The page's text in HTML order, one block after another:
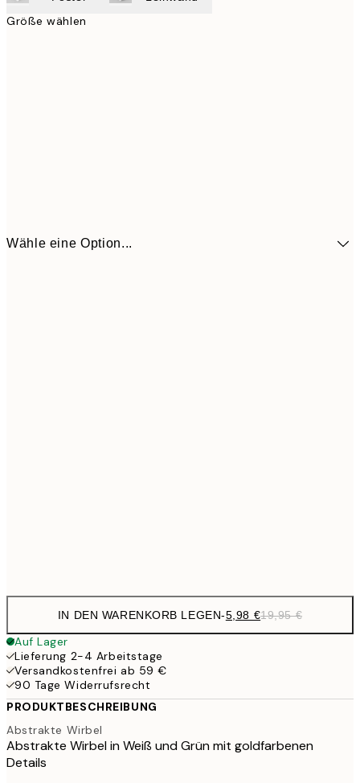
Größe wählen
Wähle eine Option...
IN DEN WARENKORB LEGEN-5,98 €19,95 €
Auf Lager
Lieferung 2-4 Arbeitstage
Versandkostenfrei ab 59 €
90 Tage Widerrufsrecht
PRODUKTBESCHREIBUNG
Abstrakte Wirbel
Abstrakte Wirbel in Weiß und Grün mit goldfarbenen
Details